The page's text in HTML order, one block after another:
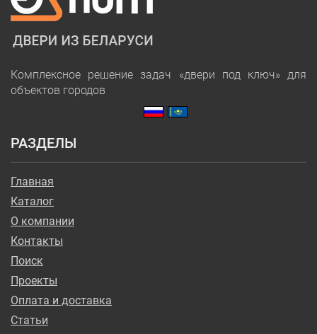
Комплексное решение задач «двери под ключ» для
объектов городов
РАЗДЕЛЫ
Главная
Каталог
О компании
Контакты
Поиск
Проекты
Оплата и доставка
Статьи